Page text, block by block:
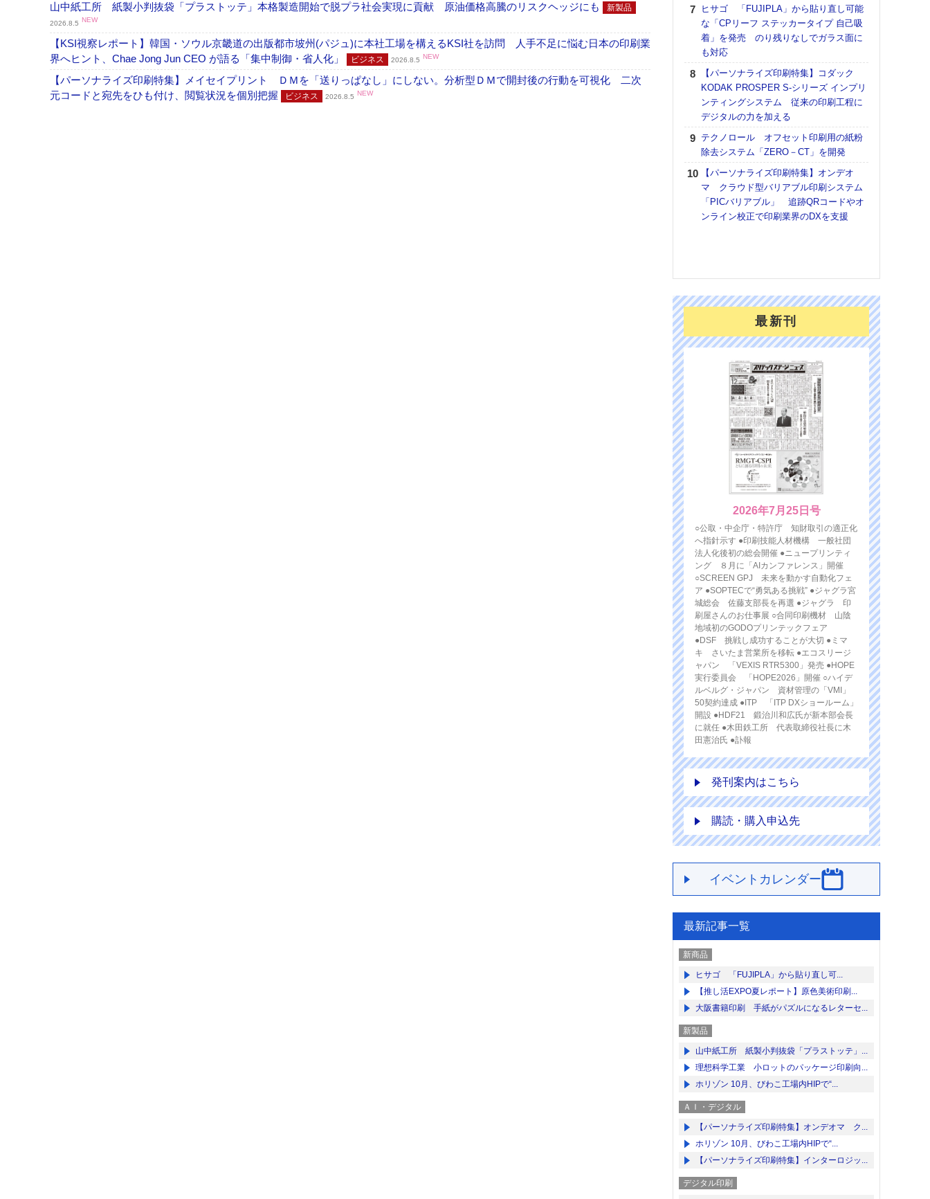
山中紙工所 紙製小判抜袋「プラストッテ」本格製造開始で脱プラ社会実現に貢献 原油価格高騰のリスクヘッジにも 新製品
2026.8.5 NEW
【KSI視察レポート】韓国・ソウル京畿道の出版都市坡州(パジュ)に本社工場を構えるKSI社を訪問 人手不足に悩む日本の印刷業
界へヒント、Chae Jong Jun CEO が語る「集中制御・省人化」
ビジネス 2026.8.5 NEW
【パーソナライズ印刷特集】メイセイプリント ＤＭを「送りっぱなし」にしない。分析型ＤＭで開封後の行動を可視化 二次
元コードと宛先をひも付け、閲覧状況を個別把握
ビジネス 2026.8.5 NEW
ヒサゴ 「FUJIPLA」から貼り直し可能
な「CPリーフ ステッカータイプ 自己吸
着」を発売 のり残りなしでガラス面に
も対応
【パーソナライズ印刷特集】コダック
KODAK PROSPER S-シリーズ インプリ
ンティングシステム 従来の印刷工程に
デジタルの力を加える
テクノロール オフセット印刷用の紙粉
除去システム「ZERO－CT」を開発
【パーソナライズ印刷特集】オンデオ
マ クラウド型バリアブル印刷システム
「PICバリアブル」 追跡QRコードやオ
ンライン校正で印刷業界のDXを支援
最新刊
2026年7月25日号
○公取・中企庁・特許庁 知財取引の適正化
へ指針示す ●印刷技能人材機構 一般社団
法人化後初の総会開催 ●ニュープリンティ
ング ８月に「AIカンファレンス」開催
○SCREEN GPJ 未来を動かす自動化フェ
ア ●SOPTECで“勇気ある挑戦” ●ジャグラ宮
城総会 佐藤支部長を再選 ●ジャグラ 印
刷屋さんのお仕事展 ○合同印刷機材 山陰
地域初のGODOプリンテックフェア
●DSF 挑戦し成功することが大切 ●ミマ
キ さいたま営業所を移転 ●エコスリージ
ャパン 「VEXIS RTR5300」発売 ●HOPE
実行委員会 「HOPE2026」開催 ○ハイデ
ルベルグ・ジャパン 資材管理の「VMI」
50契約達成 ●ITP 「ITP DXショールーム」
開設 ●HDF21 鍛治川和広氏が新本部会長
に就任 ●木田鉄工所 代表取締役社長に木
田憲治氏 ●訃報
発刊案内はこちら
購読・購入申込先
イベントカレンダー
最新記事一覧
新商品
ヒサゴ 「FUJIPLA」から貼り直し可...
【推し活EXPO夏レポート】原色美術印刷...
大阪書籍印刷 手紙がパズルになるレターセ...
新製品
山中紙工所 紙製小判抜袋「プラストッテ」...
理想科学工業 小ロットのパッケージ印刷向...
ホリゾン 10月、びわこ工場内HIPで“...
ＡＩ・デジタル
【パーソナライズ印刷特集】オンデオマ ク...
ホリゾン 10月、びわこ工場内HIPで“...
【パーソナライズ印刷特集】インターロジッ...
デジタル印刷